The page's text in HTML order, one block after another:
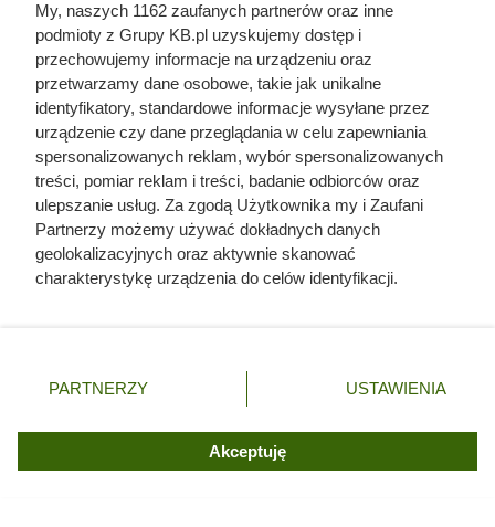
terenach wiejskich.
Wierzba energetyczna jako
drewno opałowe
My, naszych 1162 zaufanych partnerów oraz inne
podmioty z Grupy KB.pl uzyskujemy dostęp i
przechowujemy informacje na urządzeniu oraz
przetwarzamy dane osobowe, takie jak unikalne
identyfikatory, standardowe informacje wysyłane przez
urządzenie czy dane przeglądania w celu zapewniania
spersonalizowanych reklam, wybór spersonalizowanych
treści, pomiar reklam i treści, badanie odbiorców oraz
ulepszanie usług. Za zgodą Użytkownika my i Zaufani
Partnerzy możemy używać dokładnych danych
geolokalizacyjnych oraz aktywnie skanować
charakterystykę urządzenia do celów identyfikacji.
zmienić/wycofać klikając przycisk ustawień prywatności
znajdujący się w lewym dolnym rogu strony. Niektóre
użytkownika, ale masz prawo sprzeciwić się takiemu
przetwarzaniu. Preferencje będą miały zastosowania tylko
PARTNERZY USTAWIENIA
Akceptuję